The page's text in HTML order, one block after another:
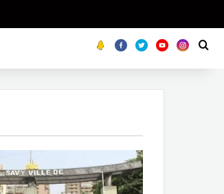
Koo FB TwitterYoutube